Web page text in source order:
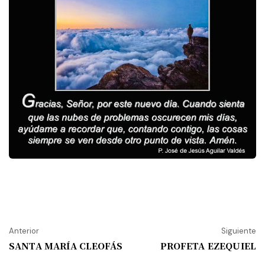
Anterior
SANTA MARÍA CLEOFÁS
Siguiente
PROFETA EZEQUIEL